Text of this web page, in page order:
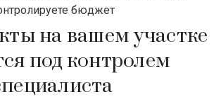
бюджет
на вашем участке
под контролем